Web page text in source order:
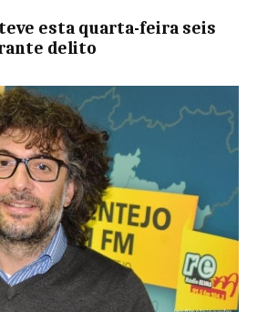
esta quarta-feira seis
delito